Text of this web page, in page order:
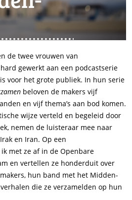
de twee vrouwen van
gewerkt aan een podcastserie
voor het grote publiek. In hun serie
beloven de makers vijf
en vijf thema’s aan bod komen.
wijze verteld en begeleid door
nemen de luisteraar mee naar
en Iran. Op een
met ze af in de Openbare
en vertellen ze honderduit over
hun band met het Midden-
die ze verzamelden op hun